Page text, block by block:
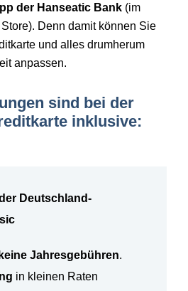
der Hanseatic Bank (im
Denn damit können Sie
und alles drumherum
anpassen.
sind bei der
inklusive:
Deutschland-
keine Jahresgebühren.
in kleinen Raten